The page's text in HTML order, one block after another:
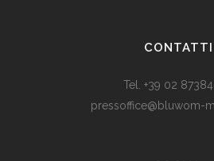
med dagens valutadevaluering må
stedet for dyre
CONTATTI
Tel. +39 02
pressoffice@bluwom-